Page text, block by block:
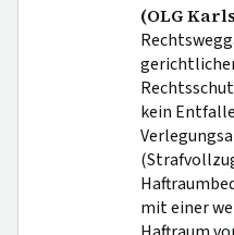
(OLG
kein
mit einer